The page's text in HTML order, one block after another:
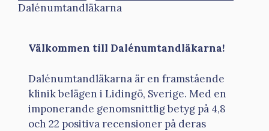
Dalénumtandläkarna
Välkommen till Dalénumtandläkarna!
Dalénumtandläkarna är en framstående
klinik belägen i Lidingö, Sverige. Med en
imponerande genomsnittlig betyg på 4,8
och 22 positiva recensioner på deras